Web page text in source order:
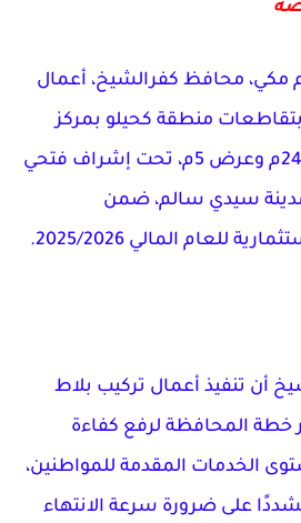
مكي، محافظ كفرالشيخ، أعمال
بتقاطعات منطقة كحيلو بمركز
سيدي سالم، بطول 240م وعرض 5م، تحت إشراف فتحي
سيدي سالم، ضمن
للعام المالي 2025/2026.
أن تنفيذ أعمال تركيب بلاط
خطة المحافظة لرفع كفاءة
الخدمات المقدمة للمواطنين،
على ضرورة سرعة الانتهاء